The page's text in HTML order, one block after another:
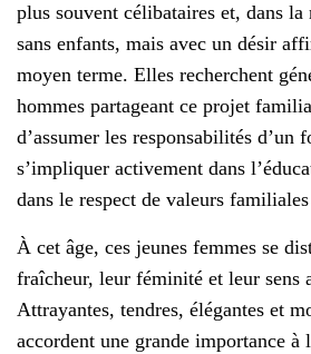
plus souvent célibataires et, dans la
sans enfants, mais avec un désir
moyen terme. Elles recherchent
hommes partageant ce projet
d’assumer les responsabilités d’un
s’impliquer activement dans
dans le respect de valeurs
À cet âge, ces jeunes femmes se
fraîcheur, leur féminité et leur sens
Attrayantes, tendres, élégantes et
accordent une grande importance à